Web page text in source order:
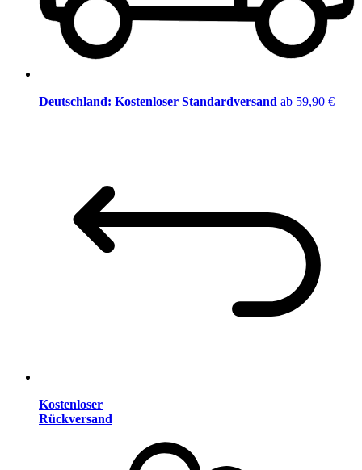
Deutschland: Kostenloser Standardversand ab 59,90 €
Kostenloser
Rückversand